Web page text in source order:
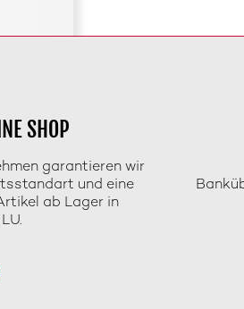
SHOP
garantieren wir
und eine
ab Lager in